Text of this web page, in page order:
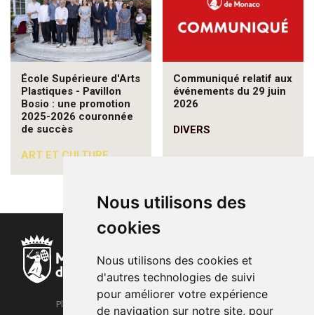
Nous utilisons des
cookies
Nous utilisons des cookies et
d'autres technologies de suivi
pour améliorer votre expérience
de navigation sur notre site, pour
École Supérieure d'Arts
Plastiques - Pavillon
Bosio : une promotion
2025-2026 couronnée
de succès
ART ET CULTURE
Communiqué relatif aux
événements du 29 juin
2026
DIVERS
Place de la Mairie